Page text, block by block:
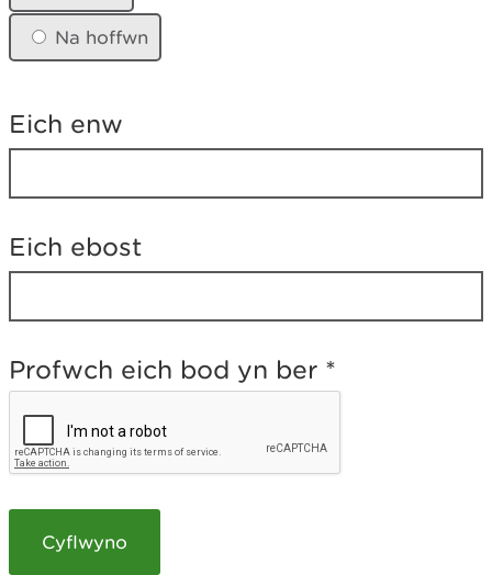
c
c
g
a
l
t
e
b
Na hoffwn
Eich enw
Eich ebost
Profwch eich bod yn ber *